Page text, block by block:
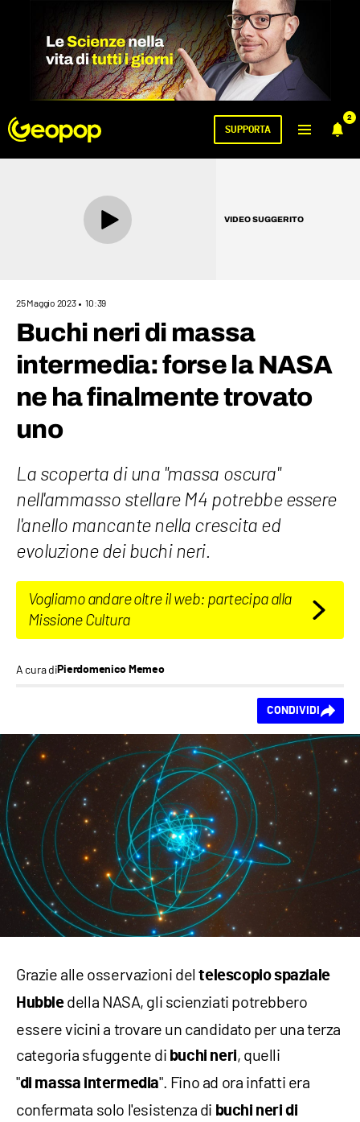
2
SUPPORTA
VIDEO SUGGERITO
25 Maggio 2023 10:39
Buchi neri di massa
intermedia: forse la NASA
ne ha finalmente trovato
uno
La scoperta di una "massa oscura"
nell'ammasso stellare M4 potrebbe essere
l'anello mancante nella crescita ed
evoluzione dei buchi neri.
Vogliamo andare oltre il web: partecipa alla
Missione Cultura
A cura diPierdomenico Memeo
CONDIVIDI
Grazie alle osservazioni deltelescopio spaziale
Hubbledella NASA, gli scienziati potrebbero
essere vicini a trovare un candidato per una terza
categoria sfuggente di buchi neri, quelli
"di massa intermedia". Fino ad ora infatti era
confermata solo l'esistenza di buchi neri di